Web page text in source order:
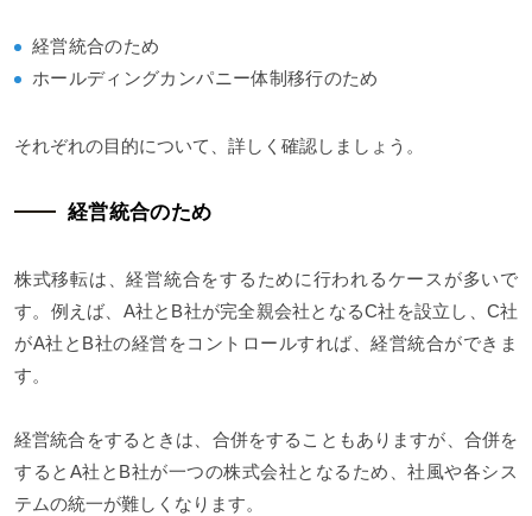
経営統合のため
ホールディングカンパニー体制移行のため
それぞれの目的について、詳しく確認しましょう。
経営統合のため
株式移転は、経営統合をするために行われるケースが多いで
す。例えば、A社とB社が完全親会社となるC社を設立し、C社
がA社とB社の経営をコントロールすれば、経営統合ができま
す。
経営統合をするときは、合併をすることもありますが、合併を
するとA社とB社が一つの株式会社となるため、社風や各シス
テムの統一が難しくなります。